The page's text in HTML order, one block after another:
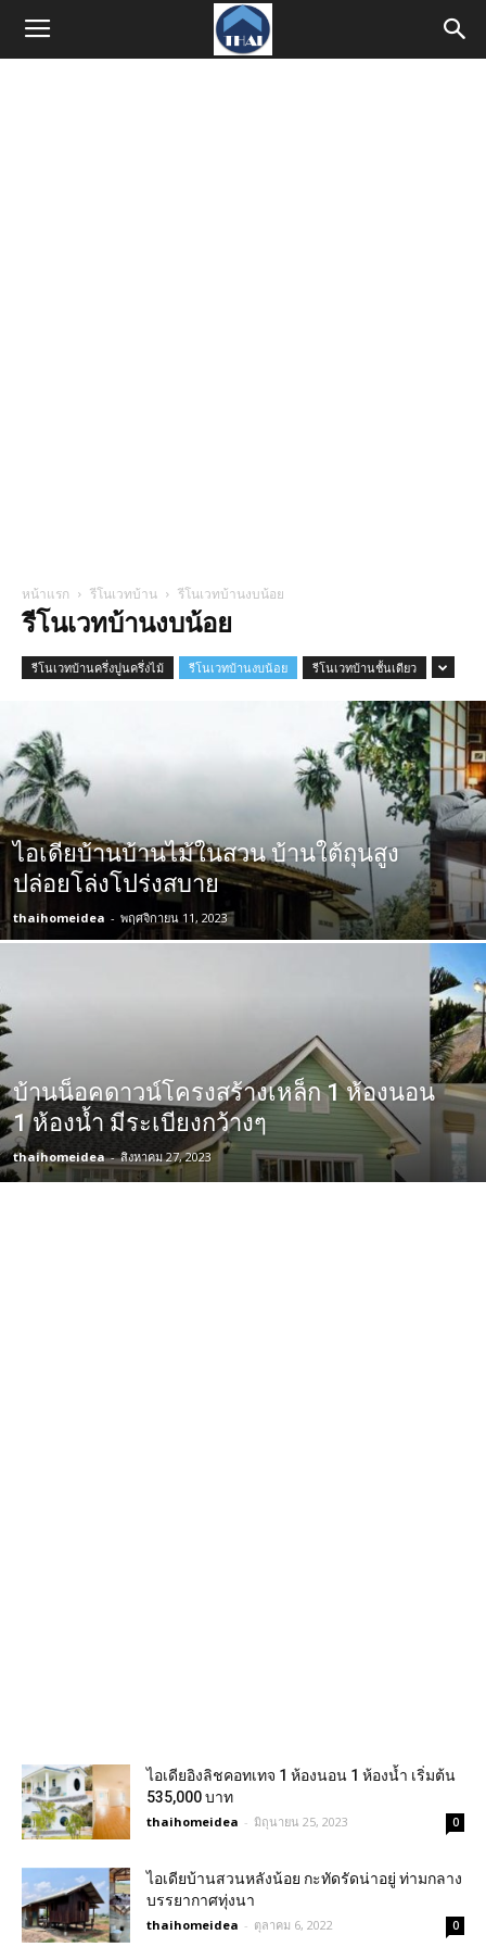
หน้าแรก รีโนเวทบ้าน รีโนเวทบ้านงบน้อย
รีโนเวทบ้านงบน้อย
รีโนเวทบ้านครึ่งปูนครึ่งไม้ รีโนเวทบ้านงบน้อย รีโนเวทบ้านชั้นเดียว
ไอเดียบ้านบ้านไม้ในสวน บ้านใต้ถุนสูง
ปล่อยโล่งโปร่งสบาย
thaihomeidea - พฤศจิกายน 11, 2023
บ้านน็อคดาวน์โครงสร้างเหล็ก 1 ห้องนอน
1 ห้องน้ำ มีระเบียงกว้างๆ
thaihomeidea - สิงหาคม 27, 2023
ไอเดียอิงลิชคอทเทจ 1 ห้องนอน 1 ห้องน้ำ เริ่มต้น
535,000 บาท
thaihomeidea - มิถุนายน 25, 2023 0
ไอเดียบ้านสวนหลังน้อย กะทัดรัดน่าอยู่ ท่ามกลาง
บรรยากาศทุ่งนา
thaihomeidea - ตุลาคม 6, 2022 0